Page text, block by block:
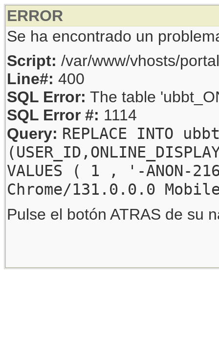
ERROR
Se ha encontrado un
Script: /var/www/vhosts/
Line#: 400
SQL Error: The table
SQL Error #: 1114
Query: REPLACE INTO
VALUES ( 1 , '-
Chrome/131.0.0.0
Pulse el botón ATRAS de su